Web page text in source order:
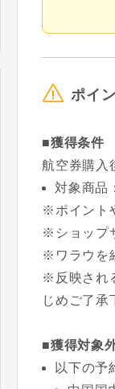
ポイ
■獲得条件
航空券購入
対象商品
※ポイント
※ショップ
※ワラウを
※反映され
じめご了承
■獲得対象
以下の予